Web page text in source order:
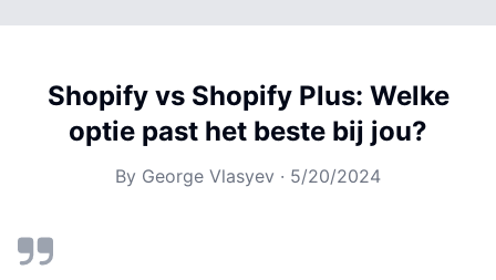
Shopify vs Shopify Plus: Welke
optie past het beste bij jou?
By George Vlasyev · 5/20/2024